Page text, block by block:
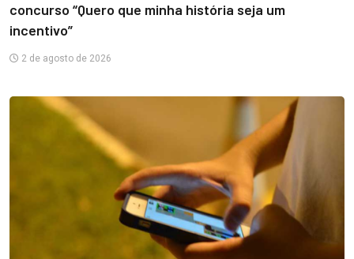
concurso “Quero que minha história seja um
incentivo”
2 de agosto de 2026